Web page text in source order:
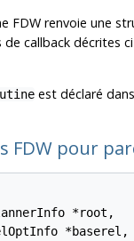
FDW renvoie une
callback décrites
est déclaré
FDW pour
*root,
*baserel,